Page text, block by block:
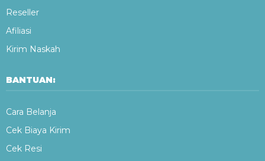
Reseller
Afiliasi
Kirim Naskah
BANTUAN:
Cara Belanja
Cek Biaya Kirim
Cek Resi